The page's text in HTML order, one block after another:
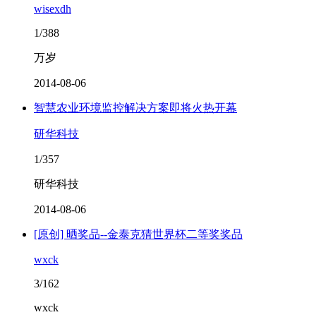
wisexdh
1/388
万岁
2014-08-06
智慧农业环境监控解决方案即将火热开幕
研华科技
1/357
研华科技
2014-08-06
[原创] 晒奖品--金泰克猜世界杯二等奖奖品
wxck
3/162
wxck